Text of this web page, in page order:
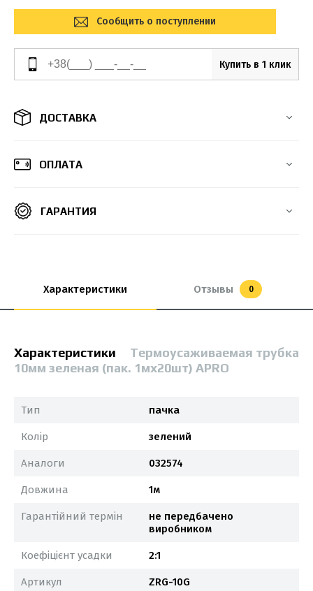
Сообщить о поступлении
Купить в 1 клик
ДОСТАВКА
ОПЛАТА
ГАРАНТИЯ
Характеристики Отзывы 0
Характеристики
Термоусаживаемая трубка
10мм зеленая (пак. 1мx20шт) APRO
Тип пачка
Колір зелений
Аналоги 032574
Довжина 1м
Гарантійний термін
не передбачено
виробником
Коефіцієнт усадки 2:1
Артикул ZRG-10G